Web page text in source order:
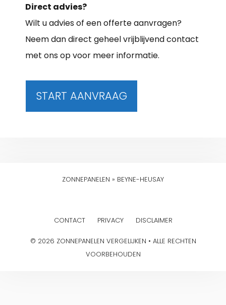
Direct advies?
Wilt u advies of een offerte aanvragen?
Neem dan direct geheel vrijblijvend contact
met ons op voor meer informatie.
START AANVRAAG
ZONNEPANELEN » BEYNE-HEUSAY
CONTACT PRIVACY DISCLAIMER
© 2026 ZONNEPANELEN VERGELIJKEN • ALLE RECHTEN
VOORBEHOUDEN